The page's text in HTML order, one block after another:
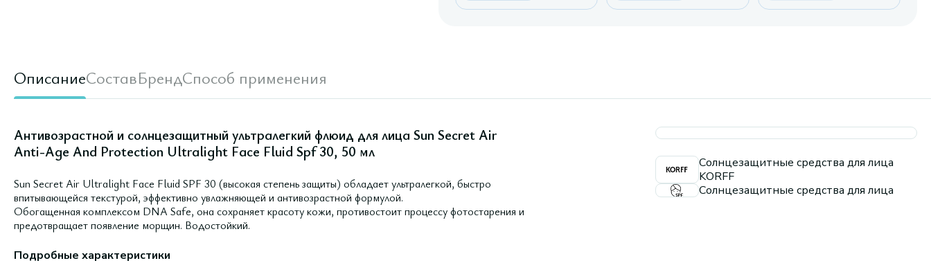
ОписаниеСоставБрендСпособ применения
Антивозрастной и солнцезащитный ультралегкий флюид для лица Sun Secret Air
Anti-Age And Protection Ultralight Face Fluid Spf 30, 50 мл
Sun Secret Air Ultralight Face Fluid SPF 30 (высокая степень защиты) обладает ультралегкой, быстро
впитывающейся текстурой, эффективно увлажняющей и антивозрастной формулой.
Обогащенная комплексом DNA Safe, она сохраняет красоту кожи, противостоит процессу фотостарения и
предотвращает появление морщин. Водостойкий.
Подробные характеристики
Солнцезащитные средства для лица
KORFF
Солнцезащитные средства для лица